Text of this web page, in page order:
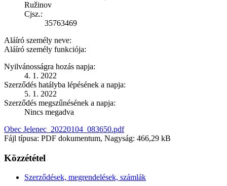
Ružinov
Cjsz.:
35763469
Aláíró személy neve:
Aláíró személy funkciója:
Nyilvánosságra hozás napja:
4. 1. 2022
Szerződés hatályba lépésének a napja:
5. 1. 2022
Szerződés megszűnésének a napja:
Nincs megadva
Obec Jelenec_20220104_083650.pdf
Fájl típusa: PDF dokumentum, Nagyság: 466,29 kB
Közzététel
Szerződések, megrendelések, számlák